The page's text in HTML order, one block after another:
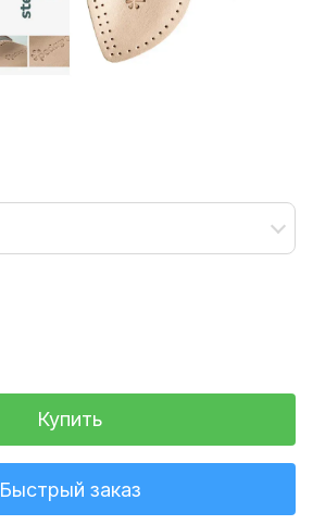
Купить
Быстрый заказ